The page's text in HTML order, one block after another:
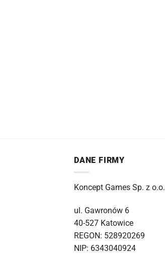
DANE FIRMY
Koncept Games Sp. z o.o.
ul. Gawronów 6
40-527 Katowice
REGON: 528920269
NIP: 6343040924